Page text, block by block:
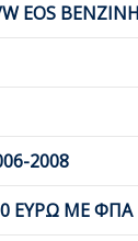
EOS BENZINH
2008
ΕΥΡΩ ΜΕ ΦΠΑ